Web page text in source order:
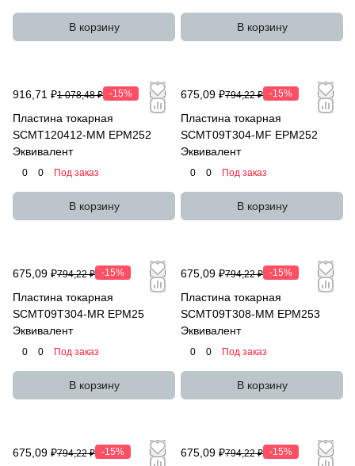
В корзину В корзину
916,71 ₽1 078,48 ₽ -15%
Пластина токарная
SCMT120412-MM EPM252
Эквивалент
0 0 Под заказ
В корзину
675,09 ₽794,22 ₽ -15%
Пластина токарная
SCMT09T304-MF EPM252
Эквивалент
0 0 Под заказ
В корзину
675,09 ₽794,22 ₽ -15%
Пластина токарная
SCMT09T304-MR EPM25
Эквивалент
0 0 Под заказ
В корзину
675,09 ₽794,22 ₽ -15%
Пластина токарная
SCMT09T308-MM EPM253
Эквивалент
0 0 Под заказ
В корзину
675,09 ₽794,22 ₽ -15% 675,09 ₽794,22 ₽ -15%